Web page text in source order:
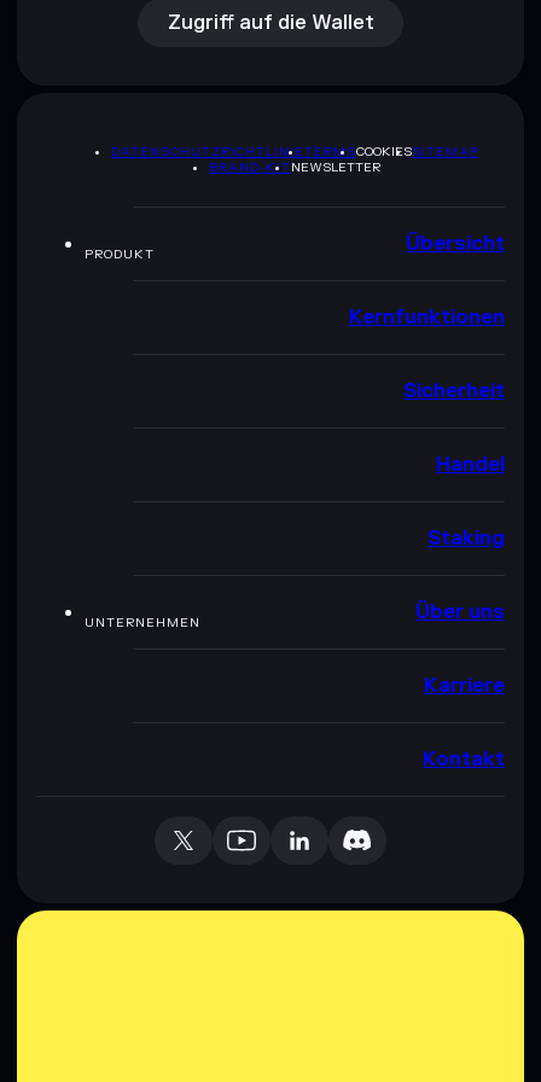
Zugriff auf die Wallet
DATENSCHUTZRICHTLINIETERMSCOOKIESSITEMAP
BRAND-KITNEWSLETTER
PRODUKT Übersicht
Kernfunktionen
Sicherheit
Handel
Staking
UNTERNEHMEN Über uns
Karriere
Kontakt